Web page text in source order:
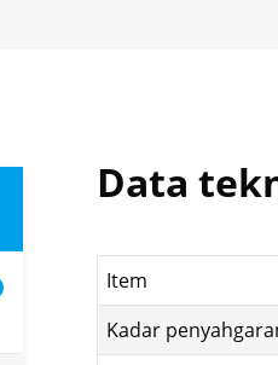
Data
Item
Kadar